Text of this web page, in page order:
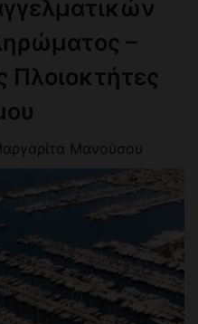
–
Πλοιοκτήτες
Μανούσου